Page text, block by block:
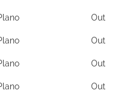
Out
Out
Out
Out